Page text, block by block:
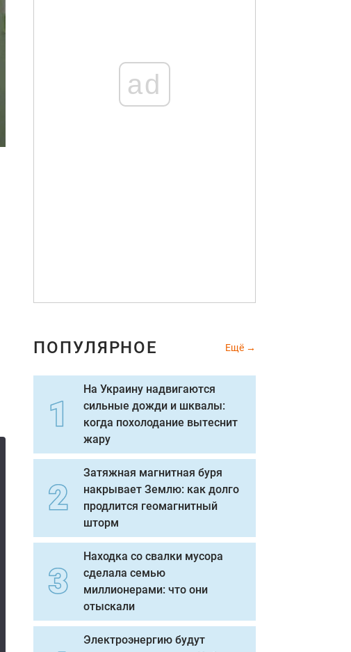
ad
ПОПУЛЯРНОЕ Ещё
На Украину надвигаются
сильные дожди и шквалы:
когда похолодание вытеснит
жару
Затяжная магнитная буря
накрывает Землю: как долго
продлится геомагнитный
шторм
Находка со свалки мусора
сделала семью
миллионерами: что они
отыскали
Электроэнергию будут